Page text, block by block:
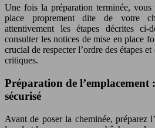
Une fois la préparation terminée, vous
place proprement dite de votre
attentivement les étapes décrites ci-
consulter les notices de mise en place
crucial de respecter l’ordre des étapes
critiques.
Préparation de l’emplacement
sécurisé
Avant de poser la cheminée, préparez